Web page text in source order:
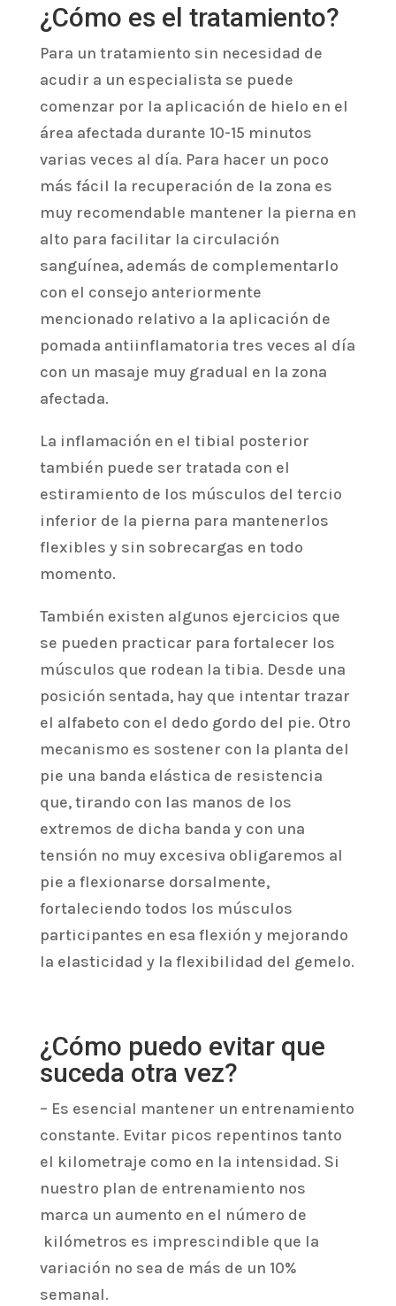
¿Cómo es el tratamiento?
Para un tratamiento sin necesidad de
acudir a un especialista se puede
comenzar por la aplicación de hielo en el
área afectada durante 10-15 minutos
varias veces al día. Para hacer un poco
más fácil la recuperación de la zona es
muy recomendable mantener la pierna en
alto para facilitar la circulación
sanguínea, además de complementarlo
con el consejo anteriormente
mencionado relativo a la aplicación de
pomada antiinflamatoria tres veces al día
con un masaje muy gradual en la zona
afectada.
La inflamación en el tibial posterior
también puede ser tratada con el
estiramiento de los músculos del tercio
inferior de la pierna para mantenerlos
flexibles y sin sobrecargas en todo
momento.
También existen algunos ejercicios que
se pueden practicar para fortalecer los
músculos que rodean la tibia. Desde una
posición sentada, hay que intentar trazar
el alfabeto con el dedo gordo del pie. Otro
mecanismo es sostener con la planta del
pie una banda elástica de resistencia
que, tirando con las manos de los
extremos de dicha banda y con una
tensión no muy excesiva obligaremos al
pie a flexionarse dorsalmente,
fortaleciendo todos los músculos
participantes en esa flexión y mejorando
la elasticidad y la flexibilidad del gemelo.
¿Cómo puedo evitar que
suceda otra vez?
– Es esencial mantener un entrenamiento
constante. Evitar picos repentinos tanto
el kilometraje como en la intensidad. Si
nuestro plan de entrenamiento nos
marca un aumento en el número de
kilómetros es imprescindible que la
variación no sea de más de un 10%
semanal.